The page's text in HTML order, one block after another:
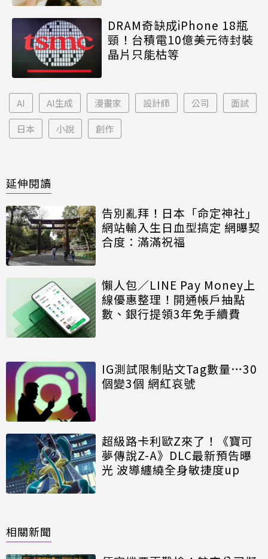
DRAM奇缺成iPhone 18瓶
頸！台積電10億美元待封裝
晶片只能枯等
AI AI生成 漫畫家 設計師 公司 面試
日本 小說 創作
延伸閱讀
告別亂拜！日本「命定神社」
網站輸入生日血型搞定 網曝契
合度：滿滿祝福
懶人包／LINE Pay Money上
線優惠整理！開通帳戶抽點
數、銀行提領3年免手續費
IG測試限制貼文Tag數量…30
個變3個 網紅哀號
超級路卡利歐Z來了！《寶可
夢傳說Z-A》DLC最新預告曝
光 波導纏繞全身敏捷度up
相關新聞